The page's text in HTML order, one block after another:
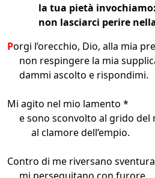
la tua pietà invochiamo:
non lasciarci perire nella
Porgi l’orecchio, Dio, alla mia
non respingere la mia
dammi ascolto e rispondimi.
Mi agito nel mio lamento *
e sono sconvolto al grido del
al clamore dell’empio.
Contro di me riversano